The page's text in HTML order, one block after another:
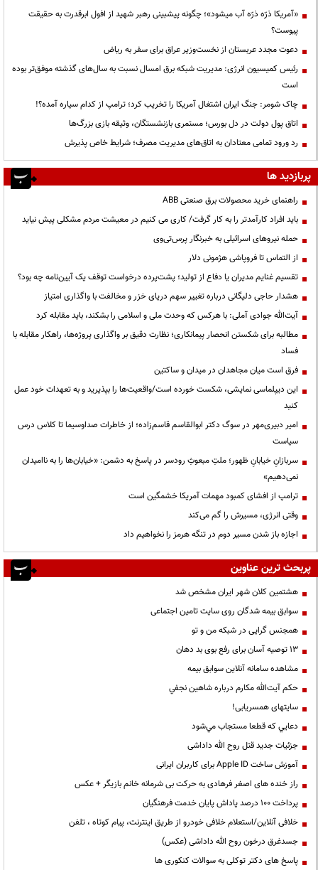
«آمریکا ذرّه ذرّه آب میشود»؛ چگونه پیشبینی رهبر شهید از افول ابرقدرت به حقیقت
پیوست؟
دعوت مجدد عربستان از نخست‌وزیر عراق برای سفر به ریاض
رئیس کمیسیون انرژی: مدیریت شبکه برق امسال نسبت به سال‌های گذشته موفق‌تر بوده
است
چاک شومر: جنگ ایران اشتغال آمریکا را تخریب کرد؛ ترامپ از کدام سیاره آمده؟!
اتاق پول دولت در دل بورس؛ مستمری بازنشستگان، وثیقه بازی بزرگ‌ها
رد ورود تمامی معتادان به اتاق‌های مدیریت مصرف؛ شرایط خاص پذیرش
پربازدید ها
راهنمای خرید محصولات برق صنعتی ABB
باید افراد کارآمدتر را به کار گرفت/ کاری می کنیم در معیشت مردم مشکلی پیش نیاید
حمله نیروهای اسرائیلی به خبرنگار پرس‌تی‌وی
از التماس تا فروپاشی هژمونی دلار
تقسیم غنایم مدیران یا دفاع از تولید؛ پشت‌پرده درخواست توقف یک آیین‌نامه چه بود؟
هشدار حاجی دلیگانی درباره تغییر سهم دریای خزر و مخالفت با واگذاری امتیاز
آیت‌الله جوادی آملی: با هرکس که وحدت ملی و اسلامی را بشکند، باید مقابله کرد
مطالبه برای شکستن انحصار پیمانکاری؛ نظارت دقیق بر واگذاری پروژه‌ها، راهکار مقابله با
فساد
فرق است میان مجاهدان در میدان و ساکتین
این دیپلماسی نمایشی، شکست خورده است/واقعیت‌ها را بپذیرید و به تعهدات خود عمل
کنید
امیر دبیری‌مهر در سوگ دکتر ابوالقاسم قاسم‌زاده؛ از خاطرات صداوسیما تا کلاس درس
سیاست
سربازانِ خیابانِ ظهور؛ ملتِ مبعوثِ رودسر در پاسخ به دشمن: «خیابان‌ها را به ناامیدان
نمی‌دهیم»
ترامپ از افشای کمبود مهمات آمریکا خشمگین است
وقتی انرژی، مسیرش را گم می‌کند
اجازه باز شدن مسیر دوم در تنگه هرمز را نخواهیم داد
پربحث ترین عناوین
هشتمین کلان شهر ایران مشخص شد
سوابق بیمه شدگان روی سایت تامین اجتماعی
همجنس گرایی در شبکه من و تو
13 توصیه آسان برای رفع بوی بد دهان
مشاهده سامانه آنلاين سوابق بیمه
حكم آيت‌الله مكارم درباره شاهين نجفي
سایتهای همسریابی!
دعايي كه قطعا مستجاب مي‌شود
جزئیات جدید قتل روح الله داداشی
آموزش ساخت Apple ID برای کاربران ایرانی
راز خنده های اصغر فرهادی به حرکت بی شرمانه خانم بازیگر + عکس
پرداخت ۱۰۰ درصد پاداش پایان خدمت فرهنگیان
خلافی آنلاین/استعلام خلافی خودرو از طریق اینترنت، پیام کوتاه ، تلفن
جسدغرق درخون روح الله داداشی (عکس)
پاسخ های دکتر توکلی به سوالات کنکوری ها